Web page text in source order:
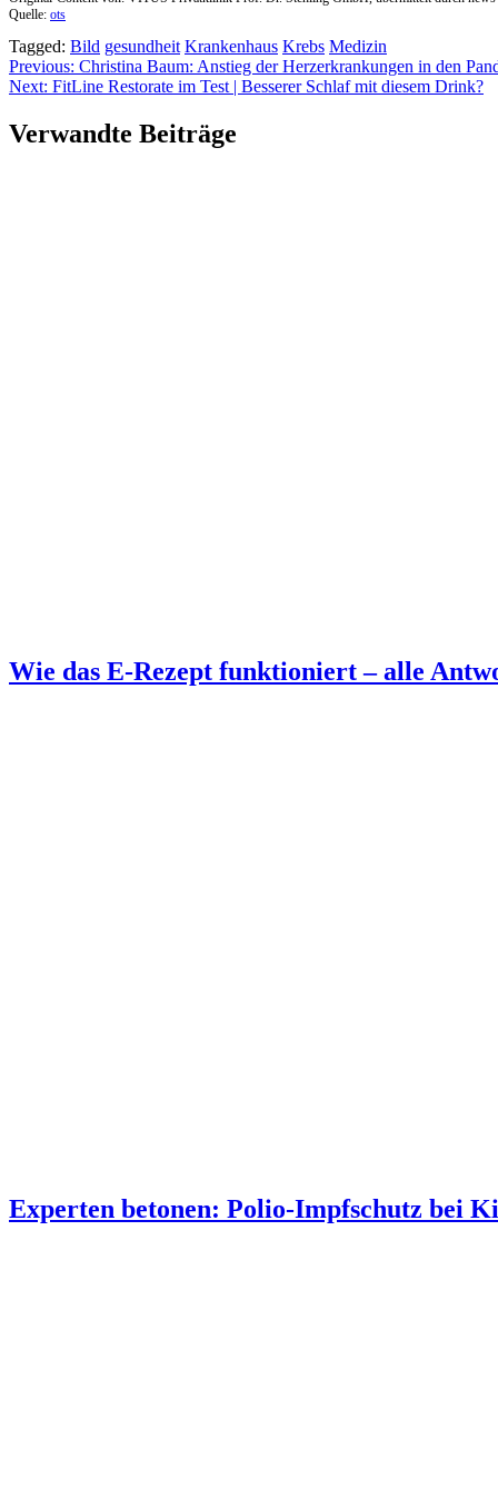
Quelle: ots
Tagged: Bild gesundheit Krankenhaus Krebs Medizin
Beitragsnavigation
Previous: Christina Baum: Anstieg der Herzerkrankungen in den
Next: FitLine Restorate im Test | Besserer Schlaf mit diesem Drink?
Verwandte Beiträge
Wie das E-Rezept funktioniert – alle
Experten betonen: Polio-Impfschutz bei